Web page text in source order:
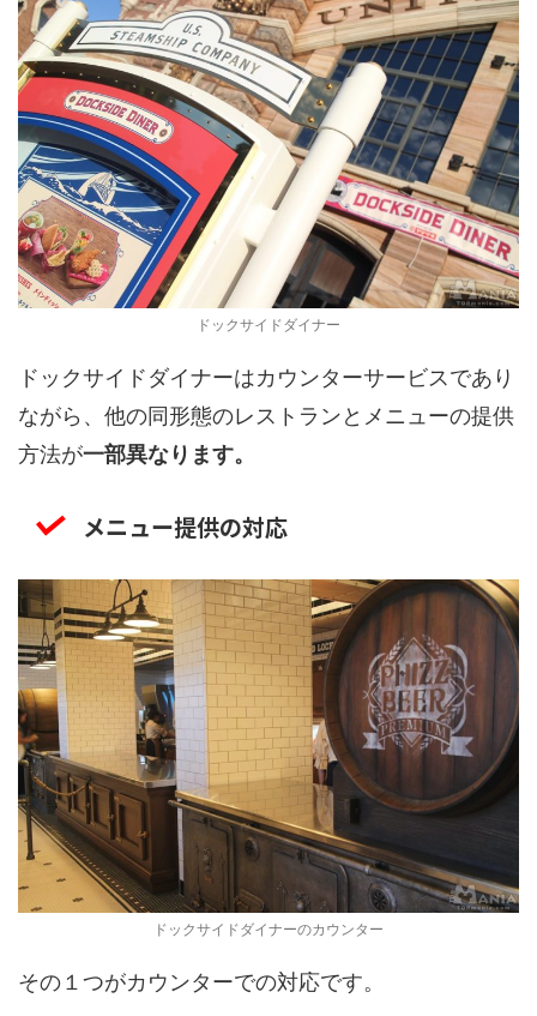
ドックサイドダイナー
ドックサイドダイナーはカウンターサービスであり
ながら、他の同形態のレストランとメニューの提供
方法が一部異なります。
メニュー提供の対応
ドックサイドダイナーのカウンター
その１つがカウンターでの対応です。